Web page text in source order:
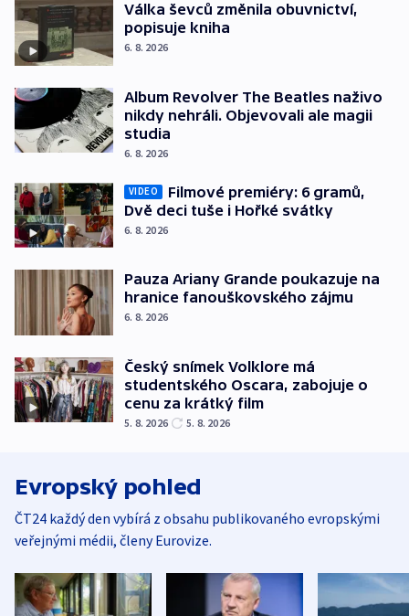
Válka ševců změnila obuvnictví,
popisuje kniha
6. 8. 2026
Album Revolver The Beatles naživo
nikdy nehráli. Objevovali ale magii
studia
6. 8. 2026
VIDEO
Filmové premiéry: 6 gramů,
Dvě deci tuše i Hořké svátky
6. 8. 2026
Pauza Ariany Grande poukazuje na
hranice fanouškovského zájmu
6. 8. 2026
Český snímek Volklore má
studentského Oscara, zabojuje o
cenu za krátký film
5. 8. 2026 5. 8. 2026
Evropský pohled
ČT24 každý den vybírá z obsahu publikovaného evropskými
veřejnými médii, členy Eurovize.